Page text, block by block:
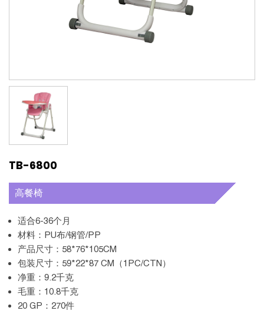
TB-6800
高餐椅
适合6-36个月
材料：PU布/钢管/PP
产品尺寸：58*76*105CM
包装尺寸：59*22*87 CM（1PC/CTN）
净重：9.2千克
毛重：10.8千克
20 GP：270件